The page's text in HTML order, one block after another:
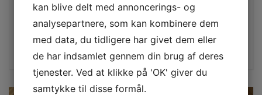
3 års garanti
fra 4.500,-
inkl. moms
kan blive delt med annoncerings- og
analysepartnere, som kan kombinere dem
med data, du tidligere har givet dem eller
de har indsamlet gennem din brug af deres
tjenester. Ved at klikke på 'OK' giver du
samtykke til disse formål.